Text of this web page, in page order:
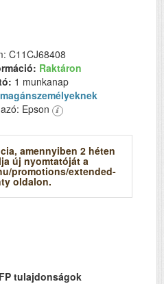
C11CJ68408
Raktáron
1 munkanap
Epson
amennyiben 2 héten
új nyomtatóját a
promotions/extended-
oldalon.
tulajdonságok